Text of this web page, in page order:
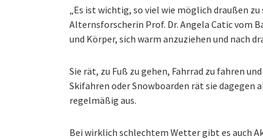
„Es ist wichtig, so viel wie möglich draußen
Alternsforscherin Prof. Dr. Angela Catic vom
und Körper, sich warm anzuziehen und nach
Sie rät, zu Fuß zu gehen, Fahrrad zu fahren
Skifahren oder Snowboarden rät sie dagegen
regelmäßig aus.
Bei wirklich schlechtem Wetter gibt es auch